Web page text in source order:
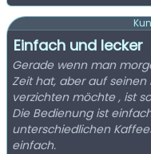
Einfach und lecker
Gerade wenn man
Zeit hat, aber auf
verzichten möchte , ist
Die Bedienung ist
unterschiedlichen
einfach.